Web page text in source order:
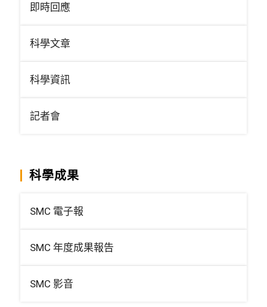
即時回應
科學文章
科學資訊
記者會
科學成果
SMC 電子報
SMC 年度成果報告
SMC 影音